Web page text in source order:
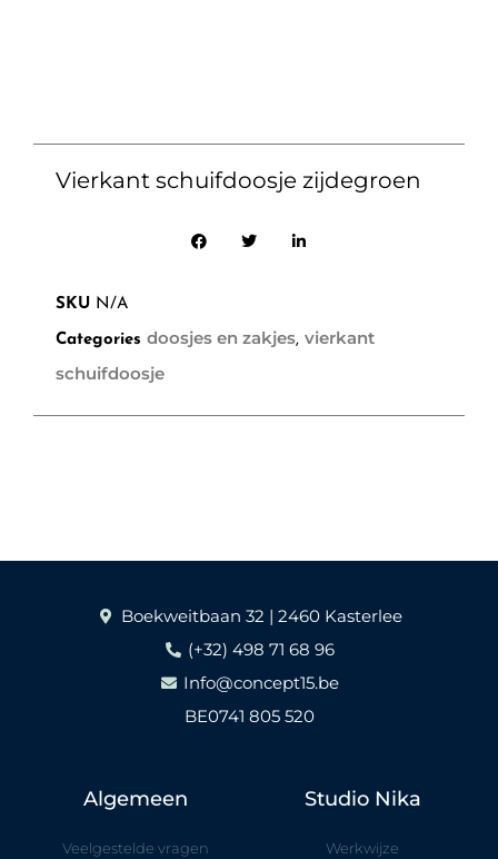
Vierkant schuifdoosje zijdegroen
SKU N/A
Categories doosjes en zakjes, vierkant
schuifdoosje
Boekweitbaan 32 | 2460 Kasterlee
(+32) 498 71 68 96
Info@concept15.be
BE0741 805 520
Algemeen
Veelgestelde vragen
Studio Nika
Werkwijze